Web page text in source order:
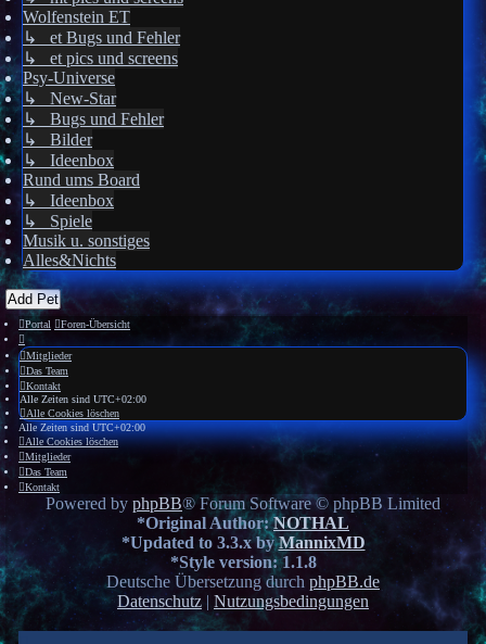
Wolfenstein ET
↳ et Bugs und Fehler
↳ et pics und screens
Psy-Universe
↳ New-Star
↳ Bugs und Fehler
↳ Bilder
↳ Ideenbox
Rund ums Board
↳ Ideenbox
↳ Spiele
Musik u. sonstiges
Alles&Nichts
Add Pet
Portal Foren-Übersicht
Mitglieder
Das Team
Kontakt
Alle Zeiten sind UTC+02:00
Alle Cookies löschen
Alle Zeiten sindUTC+02:00
Alle Cookies löschen
Mitglieder
Das Team
Kontakt
Powered by phpBB® Forum Software © phpBB Limited
*Original Author:NOTHAL
*Updated to 3.3.x byMannixMD
*Style version: 1.1.8
Deutsche Übersetzung durch phpBB.de
Datenschutz | Nutzungsbedingungen